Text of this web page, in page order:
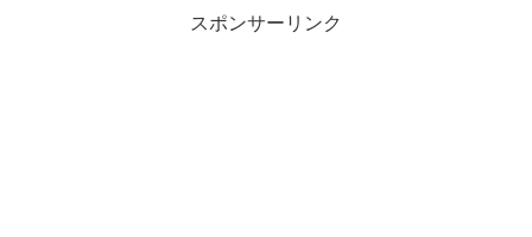
スポンサーリンク